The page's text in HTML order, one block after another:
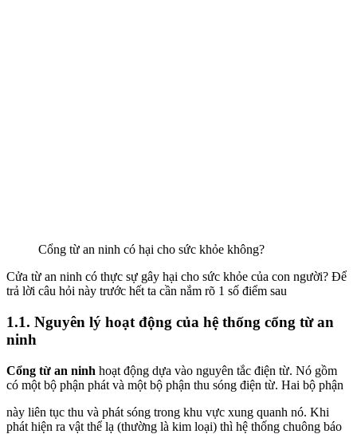
Cổng từ an ninh có hại cho sức khỏe không?
Cửa từ an ninh có thực sự gây hại cho sức khỏe của con người? Để
trả lời câu hỏi này trước hết ta cần nắm rõ 1 số điểm sau
1.1. Nguyên lý hoạt động của hệ thống cổng từ an
ninh
Cổng từ an ninh hoạt động dựa vào nguyên tắc điện từ. Nó gồm
có một bộ phận phát và một bộ phận thu sóng điện từ. Hai bộ phận
này liên tục thu và phát sóng trong khu vực xung quanh nó. Khi
phát hiện ra vật thể lạ (thường là kim loại) thì hệ thống chuông báo